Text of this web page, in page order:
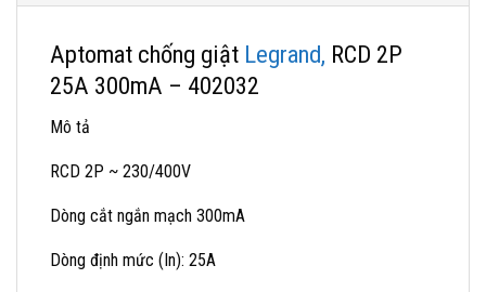
Aptomat chống giật Legrand, RCD 2P
25A 300mA – 402032
Mô tả
RCD 2P ~ 230/400V
Dòng cắt ngắn mạch 300mA
Dòng định mức (In): 25A